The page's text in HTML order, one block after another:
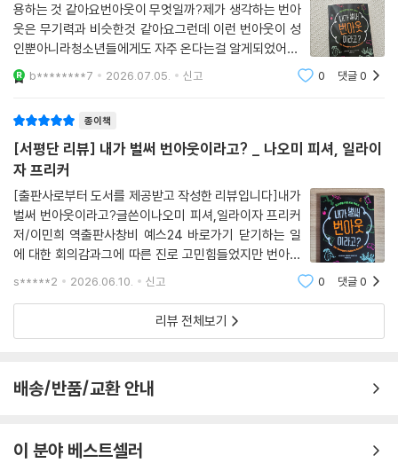
용하는 것 같아요번아웃이 무엇일까?제가 생각하는 번아
웃은 무기력과 비슷한것 같아요그런데 이런 번아웃이 성
인뿐아니라청소년들에게도 자주 온다는걸 알게되었어요.
수시로 바뀌는 교육 방침과 여전히공부에 올인해야 하는
청소년들의 삶은번아웃이 올수밖에 없겠더라구요아침에
b********7 2026.07.05. 신고 0 댓글0
종이책
[서평단 리뷰] 내가 벌써 번아웃이라고? _ 나오미 피셔, 일라이
자 프리커
[출판사로부터 도서를 제공받고 작성한 리뷰입니다]내가
벌써 번아웃이라고?글쓴이나오미 피셔,일라이자 프리커
저/이민희 역출판사창비 예스24 바로가기 닫기하는 일
에 대한 회의감과그에 따른 진로 고민힘들었지만 번아웃
까진 아니라고 생각했는데아무리 시간이 지나도이전만
정그렇다고좋아하는 마음이 사라진 건아니어서 당황
s*****2 2026.06.10. 신고 0 댓글0
리뷰 전체보기
배송/반품/교환 안내
이 분야 베스트셀러